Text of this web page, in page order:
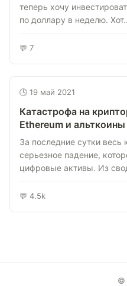
теперь хочу
по доллару в неделю.
💬 7
🕒 19 май 2021
Катастрофа на
Ethereum и
За последние сутки весь
серьезное падение,
цифровые активы. Из
💬 4.5k
©